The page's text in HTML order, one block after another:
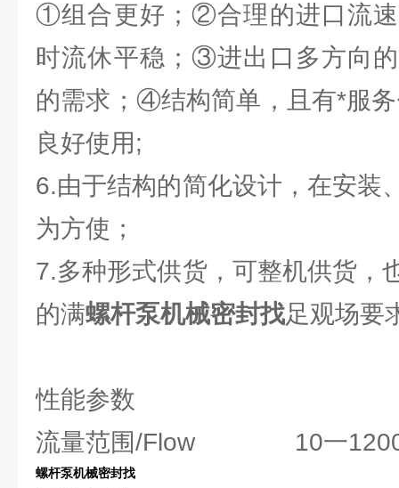
①组合更好；②合理的进口流
时流休平稳；③进出口多方向
的需求；④结构简单，且有*服
良好使用;
6.由于结构的简化设计，在安装
为方使；
7.多种形式供货，可整机供货，
的满螺杆泵机械密封找足观场要
性能参数
流量范围/Flow 10一
螺杆泵机械密封找